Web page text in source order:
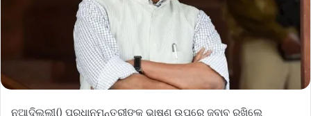
ନୂଆଦିଲ୍ଲୀ() ପ୍ରଧାନମନ୍ତ୍ରୀଙ୍କ ଭାଷଣ ଉପରେ ଜବାବ ରଖିଲେ